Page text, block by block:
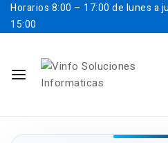
Horarios 8:00 – 17:00 de lunes a
15:00